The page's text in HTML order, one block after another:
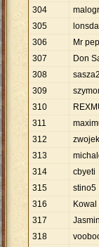
304
305
306
Mr
307
Don
308
309
310
311
312
zwojek
313
314
cbyeti
315
stino5
316
Kowal
317
318